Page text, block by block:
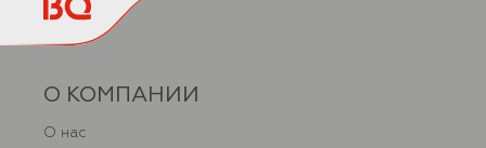
О КОМПАНИИ
О нас